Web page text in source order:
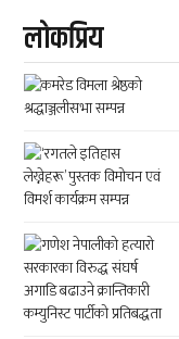
लाेकप्रिय